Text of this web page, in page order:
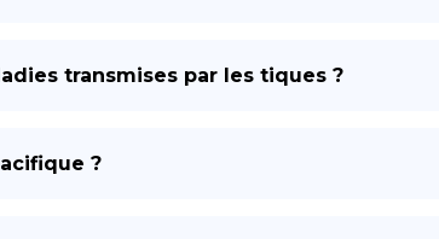
transmises par les tiques ?
?